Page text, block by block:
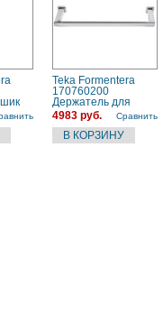
Teka Formentera
170760200
Держатель для
полотенца
4983 руб. Сравнить